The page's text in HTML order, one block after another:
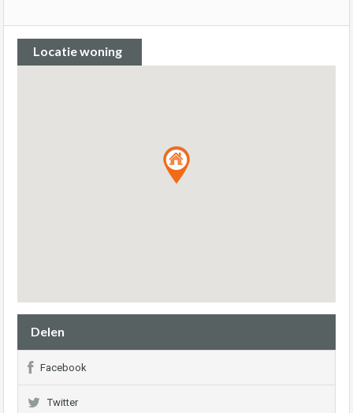
Locatie woning
Delen
Facebook
Twitter